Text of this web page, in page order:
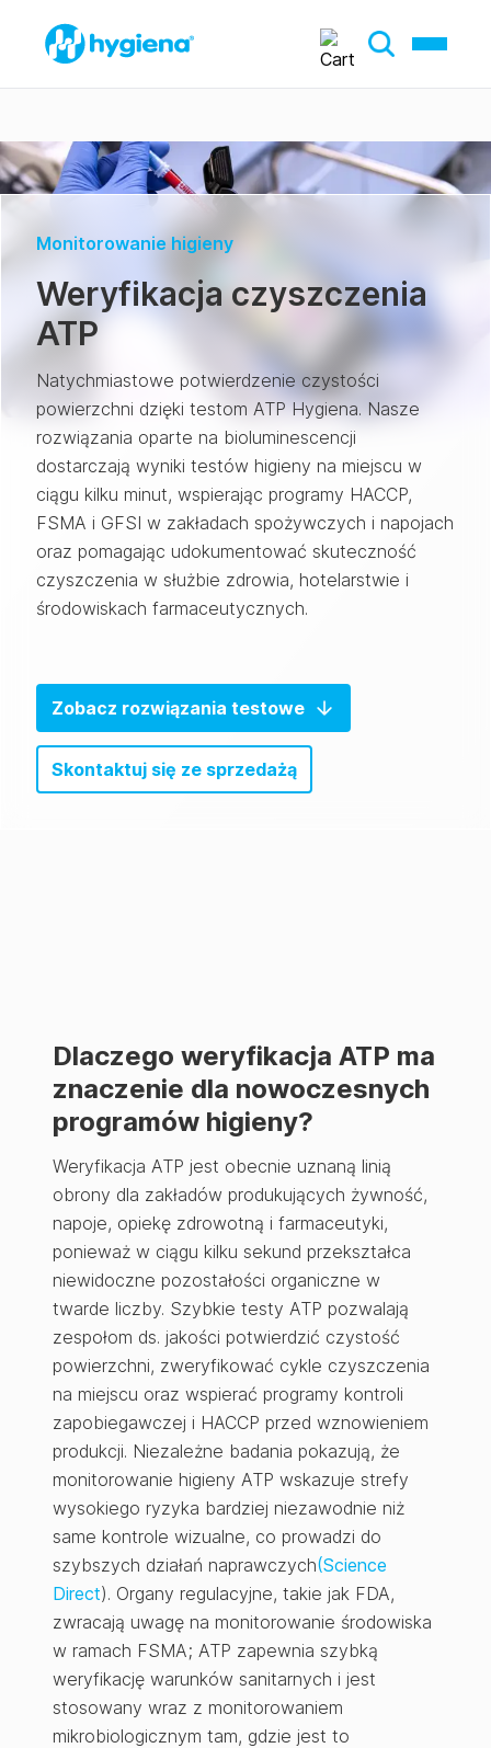
Monitorowanie higieny
Weryfikacja czyszczenia
ATP
Natychmiastowe potwierdzenie czystości
powierzchni dzięki testom ATP Hygiena. Nasze
rozwiązania oparte na bioluminescencji
dostarczają wyniki testów higieny na miejscu w
ciągu kilku minut, wspierając programy HACCP,
FSMA i GFSI w zakładach spożywczych i napojach
oraz pomagając udokumentować skuteczność
czyszczenia w służbie zdrowia, hotelarstwie i
środowiskach farmaceutycznych.
Zobacz rozwiązania testowe
Skontaktuj się ze sprzedażą
Dlaczego weryfikacja ATP ma
znaczenie dla nowoczesnych
programów higieny?
Weryfikacja ATP jest obecnie uznaną linią
obrony dla zakładów produkujących żywność,
napoje, opiekę zdrowotną i farmaceutyki,
ponieważ w ciągu kilku sekund przekształca
niewidoczne pozostałości organiczne w
twarde liczby. Szybkie testy ATP pozwalają
zespołom ds. jakości potwierdzić czystość
powierzchni, zweryfikować cykle czyszczenia
na miejscu oraz wspierać programy kontroli
zapobiegawczej i HACCP przed wznowieniem
produkcji. Niezależne badania pokazują, że
monitorowanie higieny ATP wskazuje strefy
wysokiego ryzyka bardziej niezawodnie niż
same kontrole wizualne, co prowadzi do
szybszych działań naprawczych(Science
Direct). Organy regulacyjne, takie jak FDA,
zwracają uwagę na monitorowanie środowiska
w ramach FSMA; ATP zapewnia szybką
weryfikację warunków sanitarnych i jest
stosowany wraz z monitorowaniem
mikrobiologicznym tam, gdzie jest to